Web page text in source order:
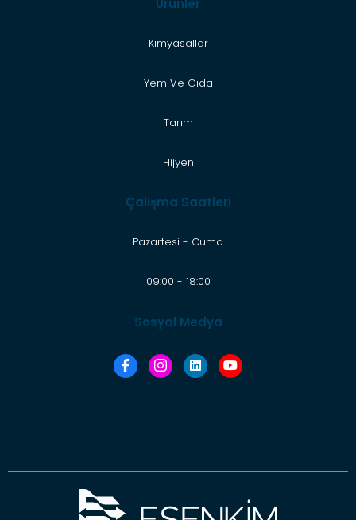
Ürünler
Kimyasallar
Yem Ve Gıda
Tarım
Hijyen
Çalışma Saatleri
Pazartesi - Cuma
09:00 - 18:00
Sosyal Medya